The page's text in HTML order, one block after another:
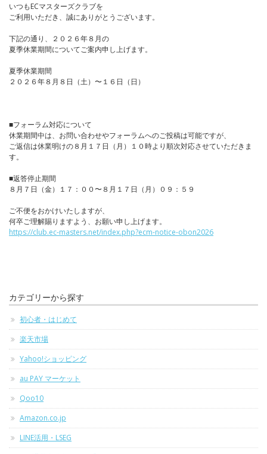
いつもECマスターズクラブを
ご利用いただき、誠にありがとうございます。
下記の通り、２０２６年８月の
夏季休業期間についてご案内申し上げます。
夏季休業期間
２０２６年８月８日（土）〜１６日（日）
■フォーラム対応について
休業期間中は、お問い合わせやフォーラムへのご投稿は可能ですが、
ご返信は休業明けの８月１７日（月）１０時より順次対応させていただきま
す。
■返答停止期間
８月７日（金）１７：００〜８月１７日（月）０９：５９
ご不便をおかけいたしますが、
何卒ご理解賜りますよう、お願い申し上げます。
https://club.ec-masters.net/index.php?ecm-notice-obon2026
カテゴリーから探す
初心者・はじめて
楽天市場
Yahoo!ショッピング
au PAY マーケット
Qoo10
Amazon.co.jp
LINE活用・LSEG